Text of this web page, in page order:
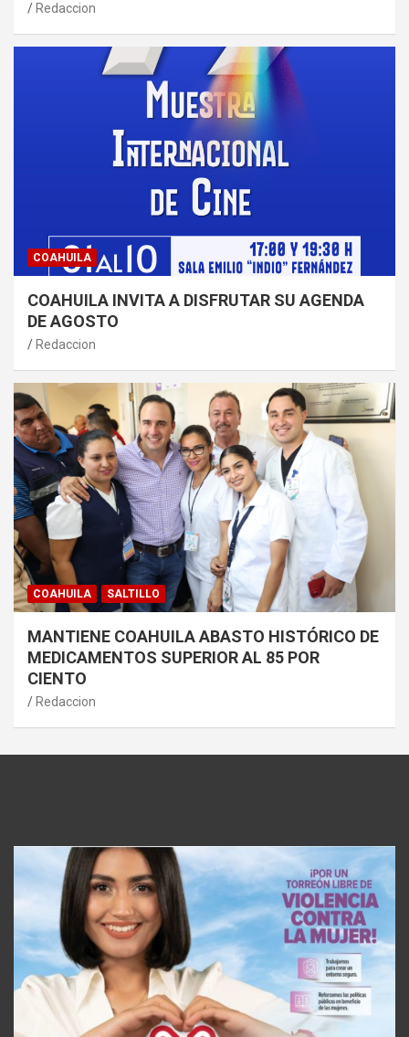
Redaccion
COAHUILA
COAHUILA INVITA A DISFRUTAR SU AGENDA
DE AGOSTO
Redaccion
COAHUILA SALTILLO
MANTIENE COAHUILA ABASTO HISTÓRICO DE
MEDICAMENTOS SUPERIOR AL 85 POR
CIENTO
Redaccion